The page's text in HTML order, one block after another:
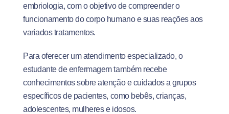
embriologia, com o objetivo de compreender o
funcionamento do corpo humano e suas reações aos
variados tratamentos.
Para oferecer um atendimento especializado, o
estudante de enfermagem também recebe
conhecimentos sobre atenção e cuidados a grupos
específicos de pacientes, como bebês, crianças,
adolescentes, mulheres e idosos.